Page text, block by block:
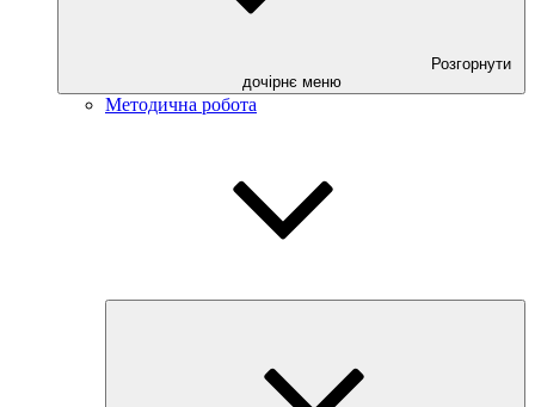
Розгорнути
дочірнє меню
Методична робота